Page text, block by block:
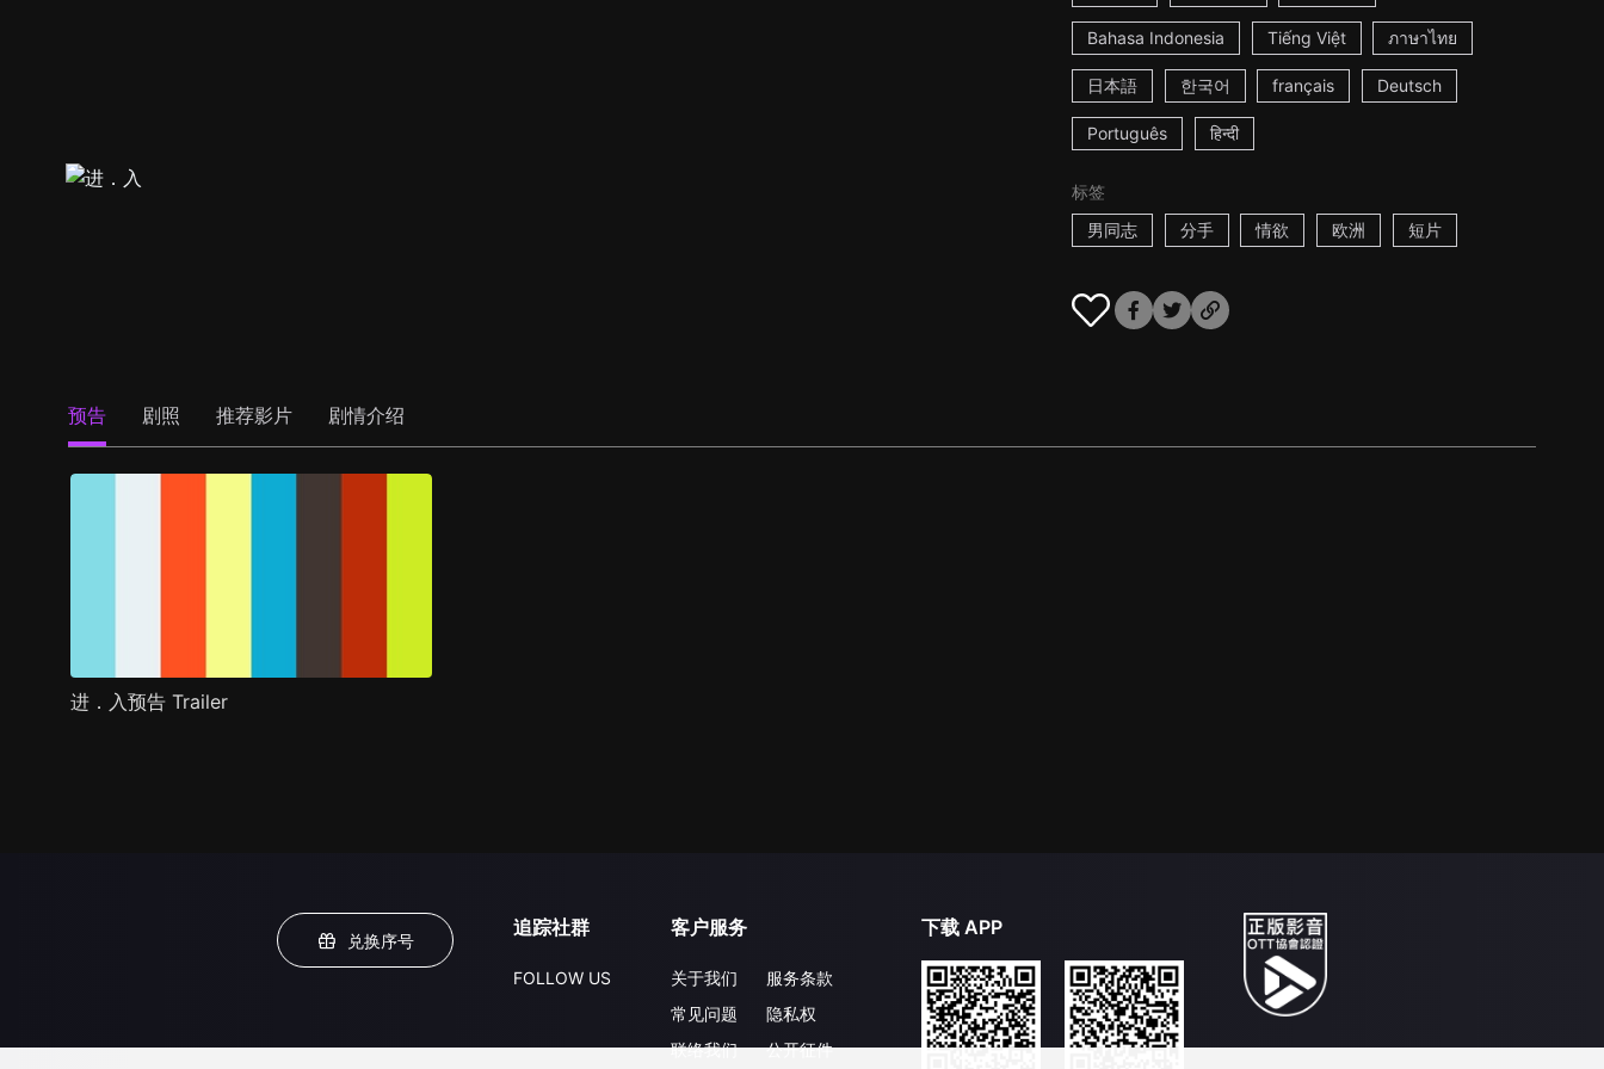
Bahasa Indonesia Tiếng Việt ภาษาไทย
日本語 한국어 français Deutsch
Português हिन्दी
标签
男同志
分手 情欲 欧洲 短片
预告 剧照 推荐影片 剧情介绍
进．入预告 Trailer
兑换序号
追踪社群
FOLLOW US
客户服务
关于我们
常见问题
联络我们
服务条款
隐私权
公开征件
下载 APP